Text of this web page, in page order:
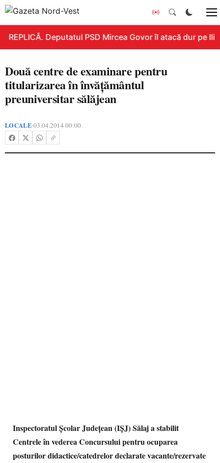
REPLICĂ. Deputatul PSD Mircea Govor îl atacă dur pe
Două centre de examinare pentru
titularizarea în învățământul
preuniversitar sălăjean
LOCALE•03.04.2014 00:00
Inspectoratul Școlar Județean (IȘJ) Sălaj a stabilit
Centrele în vederea Concursului pentru ocuparea
posturilor didactice/catedrelor declarate vacante/rezervate